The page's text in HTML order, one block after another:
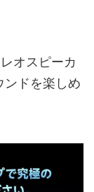
オスピーカ
ンドを楽しめ